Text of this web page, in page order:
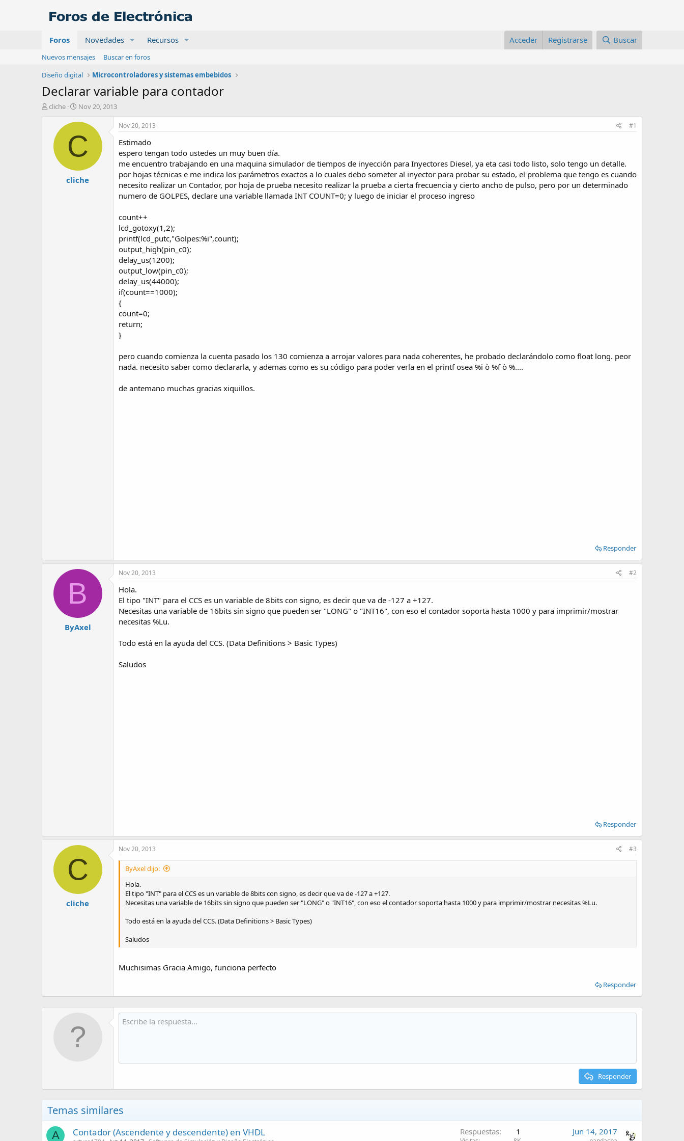
Foros Novedades Recursos Acceder Registrarse Buscar
Nuevos mensajes
Buscar en foros
Diseño digital
Microcontroladores y sistemas embebidos
Declarar variable para contador
A
cliche
F
c
h
d
i
n
Nov 20, 2013
C
cliche
Nov 20, 2013 #1
Estimado
espero tengan todo ustedes un muy buen día.
me encuentro trabajando en una maquina simulador de tiempos de inyección para Inyectores Diesel, ya eta casi todo listo, solo tengo un detalle.
por hojas técnicas e me indica los parámetros exactos a lo cuales debo someter al inyector para probar su estado, el problema que tengo es cuando
necesito realizar un Contador, por hoja de prueba necesito realizar la prueba a cierta frecuencia y cierto ancho de pulso, pero por un determinado
numero de GOLPES, declare una variable llamada INT COUNT=0; y luego de iniciar el proceso ingreso
count++
lcd_gotoxy(1,2);
printf(lcd_putc,"Golpes:%i",count);
output_high(pin_c0);
delay_us(1200);
output_low(pin_c0);
delay_us(44000);
if(count==1000);
{
count=0;
return;
}
pero cuando comienza la cuenta pasado los 130 comienza a arrojar valores para nada coherentes, he probado declarándolo como float long. peor
nada. necesito saber como declararla, y ademas como es su código para poder verla en el printf osea %i ò %f ò %....
de antemano muchas gracias xiquillos.
Responder
B
ByAxel
Nov 20, 2013 #2
Hola.
El tipo "INT" para el CCS es un variable de 8bits con signo, es decir que va de -127 a +127.
Necesitas una variable de 16bits sin signo que pueden ser "LONG" o "INT16", con eso el contador soporta hasta 1000 y para imprimir/mostrar
necesitas %Lu.
Todo está en la ayuda del CCS. (Data Definitions > Basic Types)
Saludos
Responder
C
cliche
Nov 20, 2013 #3
ByAxel dijo:
Hola.
El tipo "INT" para el CCS es un variable de 8bits con signo, es decir que va de -127 a +127.
Necesitas una variable de 16bits sin signo que pueden ser "LONG" o "INT16", con eso el contador soporta hasta 1000 y para imprimir/mostrar necesitas %Lu.
Todo está en la ayuda del CCS. (Data Definitions > Basic Types)
Saludos
Muchisimas Gracia Amigo, funciona perfecto
Responder
Responder
Temas similares
A Contador (Ascendente y descendente) en VHDL Respuestas 1 Jun 14, 2017